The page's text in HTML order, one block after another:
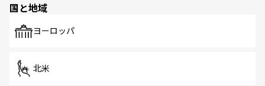
で、ホーカーズは地元の風情を楽しめる外せないスポット
国と地域
ヨーロッパ
北米